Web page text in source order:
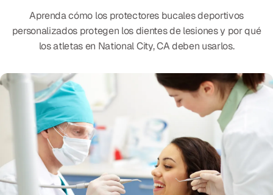
GENERAL
Tratamiento de Emergencia
Extracciones
Protectores Nocturnos
Exámenes Orales
Tratamiento Periodontal
Aprenda cómo los protectores bucales deportivos
personalizados protegen los dientes de lesiones y por qué
los atletas en National City, CA deben usarlos.